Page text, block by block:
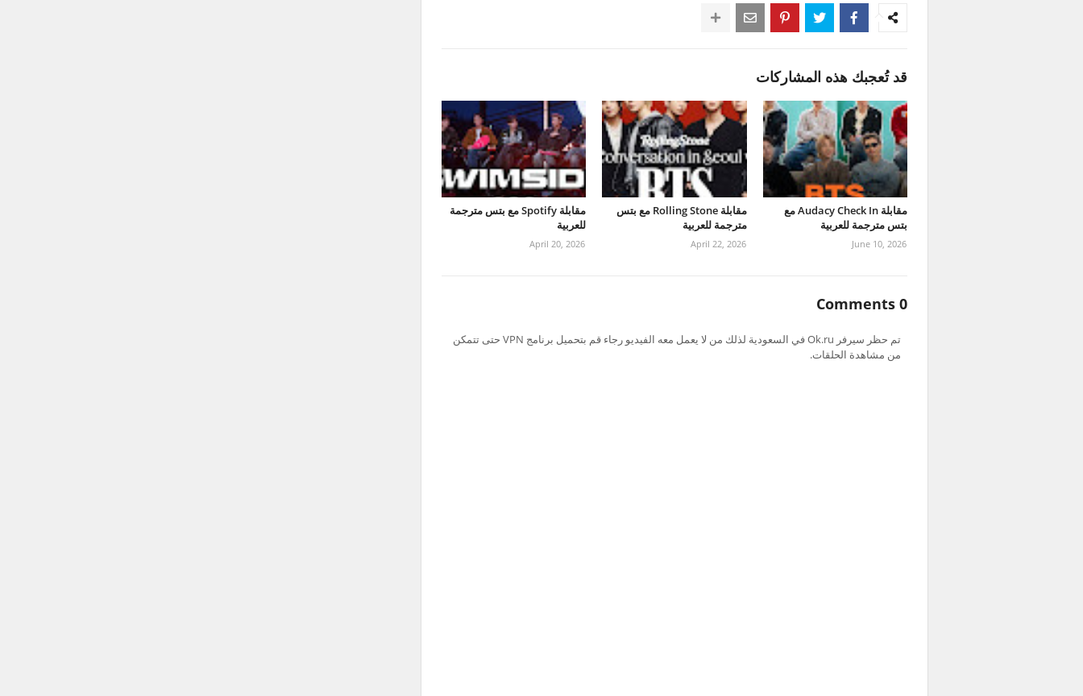
قد تُعجبك هذه المشاركات
مقابلة Audacy Check In مع
بتس مترجمة للعربية
June 10, 2026
مقابلة Rolling Stone مع بتس
مترجمة للعربية
April 22, 2026
مقابلة Spotify مع بتس مترجمة
للعربية
April 20, 2026
0 Comments
تم حظر سيرفر Ok.ru في السعودية لذلك من لا يعمل معه الفيديو رجاء قم بتحميل برنامج VPN حتى تتمكن
من مشاهدة الحلقات.